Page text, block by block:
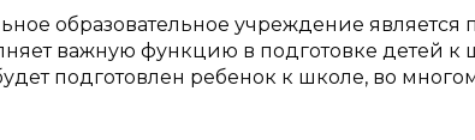
образовательное учреждение является
важную функцию в подготовке детей к
подготовлен ребенок к школе, во